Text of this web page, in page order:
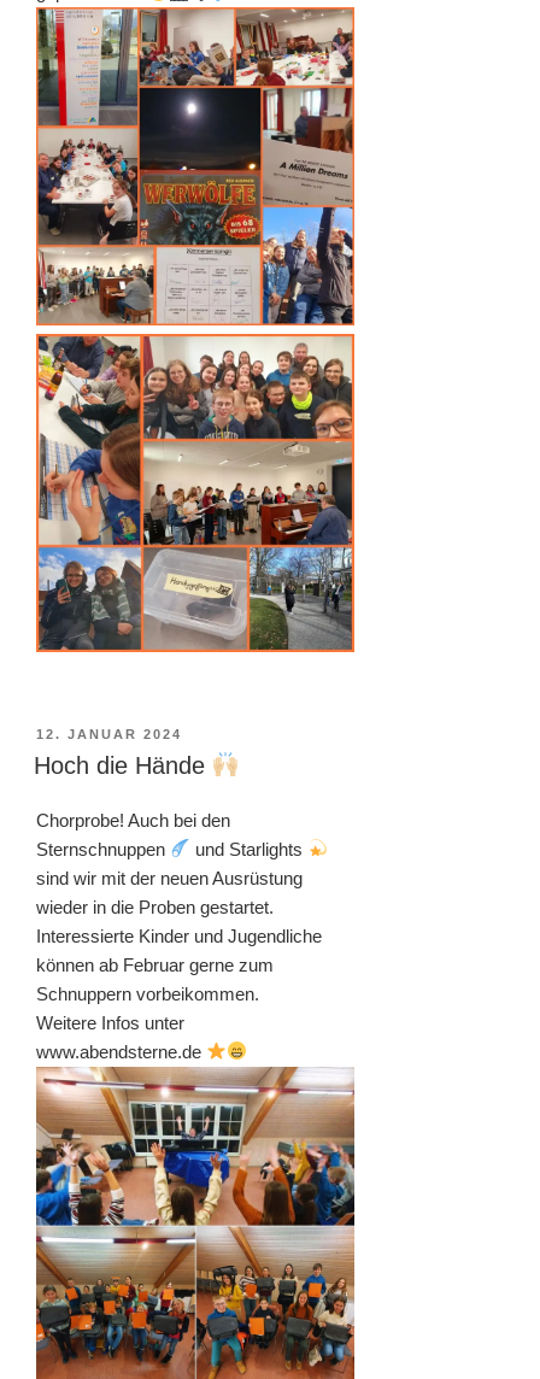
VERÖFFENTLICHT
AM
12. JANUAR 2024
Hoch die Hände
Chorprobe! Auch bei den
Sternschnuppen
und Starlights
sind wir mit der neuen Ausrüstung
wieder in die Proben gestartet.
Interessierte Kinder und Jugendliche
können ab Februar gerne zum
Schnuppern vorbeikommen.
Weitere Infos unter
www.abendsterne.de